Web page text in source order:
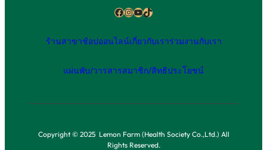
Facebook
Instagram
YouTube
TikTok
ร้านสาขาช้อปออนไลน์เกี่ยวกับเราร่วมงานกับเรา
แผ่นพับ/วารสารสมาชิก/สิทธิประโยชน์
Copyright © 2025 Lemon Farm (Health Society Co.,Ltd.) All
Rights Reserved.